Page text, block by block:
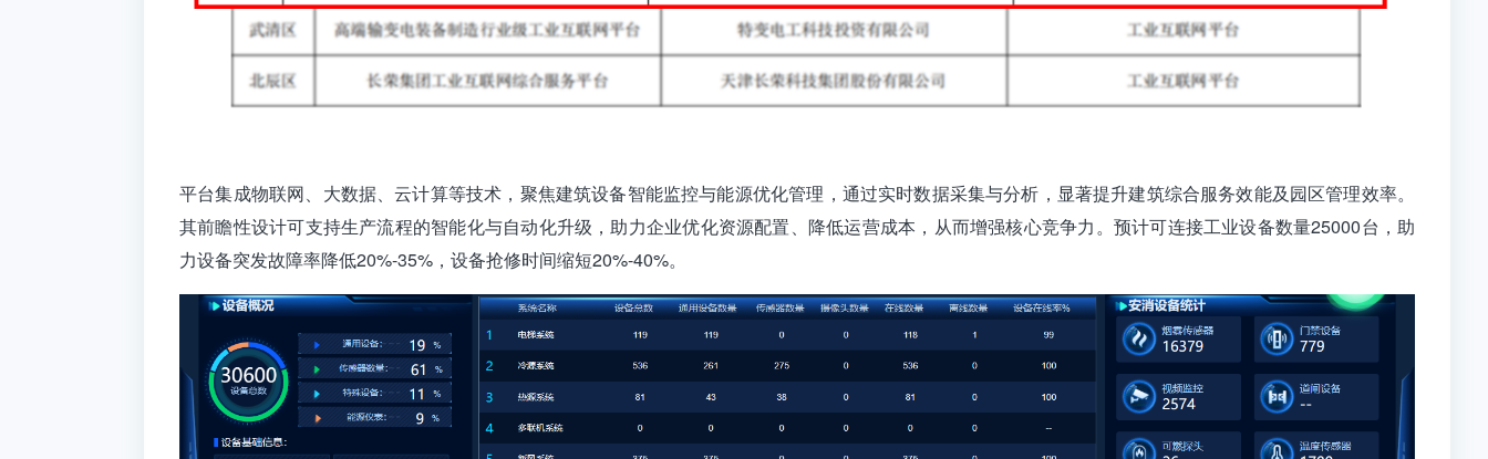
平台集成‌物联网、大数据、云计算‌等技术，聚焦建筑设备智能监控与能源优化管理，通过实时数据采集与分析，显著提升建筑综合服务效能及园区管理效率。
其前瞻性设计可支持生产流程的智能化与自动化升级，助力企业优化资源配置、降低运营成本，从而增强核心竞争力。 预计可连接工业设备数量25000台，助
力设备突发故障率降低20%-35%，设备抢修时间缩短20%-40%。